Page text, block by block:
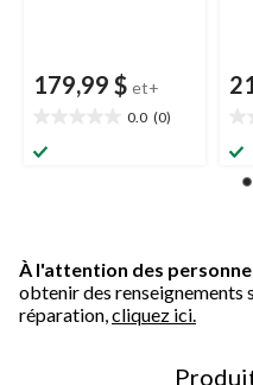
179,99 $ et+
0.0 (0)
étoile(s)
sur
À l'attention des
obtenir des renseignements
réparation, cliquez ici.